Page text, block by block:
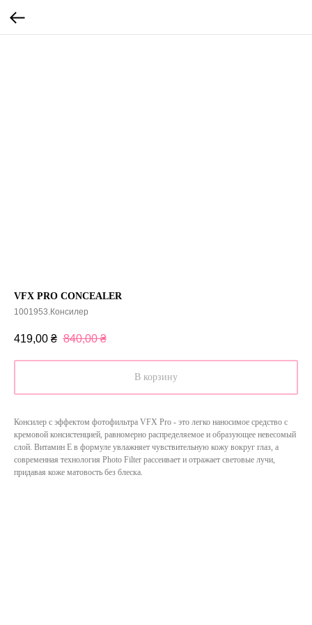
VFX PRO CONCEALER
1001953.Консилер
419,00 ₴ 840,00 ₴
В корзину
Консилер с эффектом фотофильтра VFX Pro - это легко наносимое средство с
кремовой консистенцией, равномерно распределяемое и образующее невесомый
слой. Витамин Е в формуле увлажняет чувствительную кожу вокруг глаз, а
современная технология Photo Filter рассеивает и отражает световые лучи,
придавая коже матовость без блеска.